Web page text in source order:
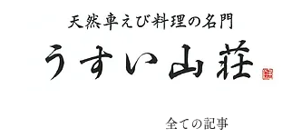
全ての記事